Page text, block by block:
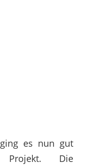
es nun gut
Die